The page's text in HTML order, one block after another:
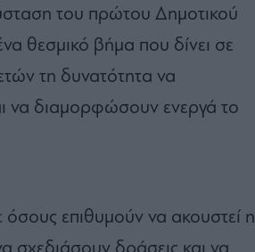
του πρώτου Δημοτικού
θεσμικό βήμα που δίνει σε
τη δυνατότητα να
να διαμορφώσουν ενεργά το
επιθυμούν να ακουστεί η